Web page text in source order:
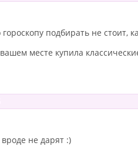
гороскопу подбирать не стоит,
месте купила
не дарят :)